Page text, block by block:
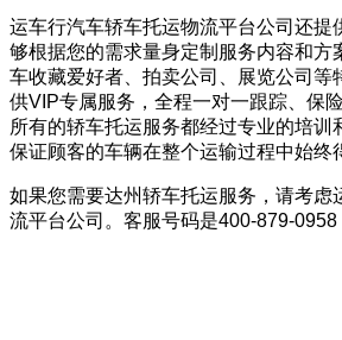
运车行汽车轿车托运物流平台公司还提
够根据您的需求量身定制服务内容和方
车收藏爱好者、拍卖公司、展览公司等
供VIP专属服务，全程一对一跟踪、保
所有的轿车托运服务都经过专业的培训
保证顾客的车辆在整个运输过程中始终
如果您需要达州轿车托运服务，请考虑
流平台公司。客服号码是400-879-0958